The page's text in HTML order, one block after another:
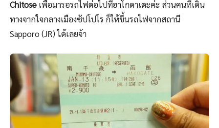
Chitose เพื่อมารอรถไฟต่อไปที่ฮาโกดาเตะค่ะ ส่วนคนที่เดิน
ทางจากใจกลางเมืองซัปโปโร ก็ให้ขึ้นรถไฟจากสถานี
Sapporo (JR) ได้เลยจ้า